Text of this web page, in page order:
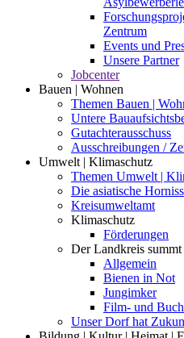
Zentrum
Events und
Unsere Partner
Jobcenter
Bauen | Wohnen
Themen Bauen |
Untere
Gutachterausschuss
Ausschreibungen /
Umwelt | Klimaschutz
Themen Umwelt |
Die asiatische
Kreisumweltamt
Klimaschutz
Förderungen
Der Landkreis summt
Allgemein
Bienen in Not
Jungimker
Film- und
Unser Dorf hat